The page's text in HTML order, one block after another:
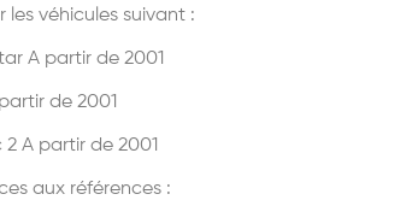
les véhicules suivant :
A partir de 2001
de 2001
2 A partir de 2001
aux références :